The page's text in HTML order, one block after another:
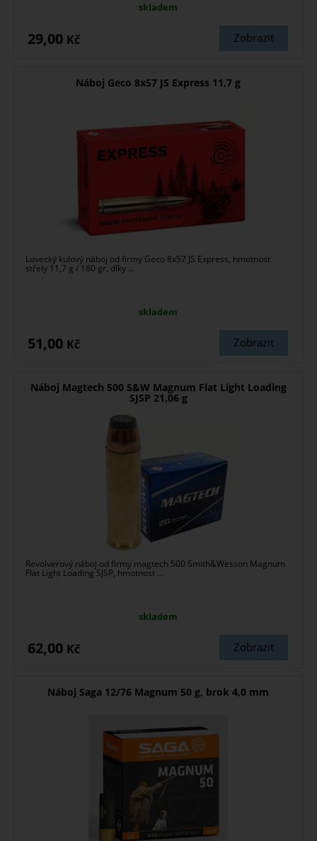
skladem
Zobrazit
29,00 Kč
Náboj Geco 8x57 JS Express 11,7 g
Lovecký kulový náboj od firmy Geco 8x57 JS Express, hmotnost
střely 11,7 g / 180 gr, díky ...
skladem
Zobrazit
51,00 Kč
Náboj Magtech 500 S&W Magnum Flat Light Loading
SJSP 21,06 g
Revolverový náboj od firmy magtech 500 Smith&Wesson Magnum
Flat Light Loading SJSP, hmotnost ...
skladem
Zobrazit
62,00 Kč
Náboj Saga 12/76 Magnum 50 g, brok 4,0 mm